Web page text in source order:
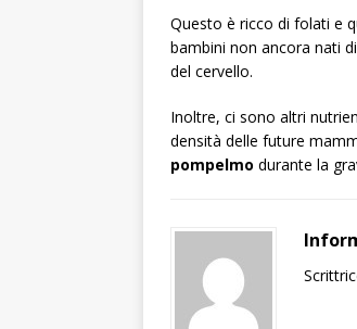
Questo è ricco di folati e
bambini non ancora nati
del cervello.
Inoltre, ci sono altri
densità delle future
pompelmo durante la